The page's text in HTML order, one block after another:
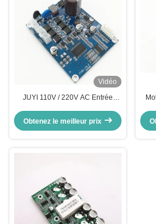
Vidéo
JUYI 110V / 220V AC Entrée
moteur haute tension
Obtenez le meilleur prix